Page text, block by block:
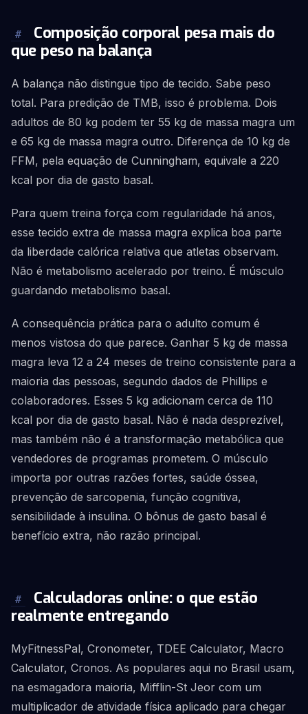
#
Composição corporal pesa mais do
que peso na balança
A balança não distingue tipo de tecido. Sabe peso
total. Para predição de TMB, isso é problema. Dois
adultos de 80 kg podem ter 55 kg de massa magra um
e 65 kg de massa magra outro. Diferença de 10 kg de
FFM, pela equação de Cunningham, equivale a 220
kcal por dia de gasto basal.
Para quem treina força com regularidade há anos,
esse tecido extra de massa magra explica boa parte
da liberdade calórica relativa que atletas observam.
Não é metabolismo acelerado por treino. É músculo
guardando metabolismo basal.
A consequência prática para o adulto comum é
menos vistosa do que parece. Ganhar 5 kg de massa
magra leva 12 a 24 meses de treino consistente para a
maioria das pessoas, segundo dados de Phillips e
colaboradores. Esses 5 kg adicionam cerca de 110
kcal por dia de gasto basal. Não é nada desprezível,
mas também não é a transformação metabólica que
vendedores de programas prometem. O músculo
importa por outras razões fortes, saúde óssea,
prevenção de sarcopenia, função cognitiva,
sensibilidade à insulina. O bônus de gasto basal é
benefício extra, não razão principal.
#
Calculadoras online: o que estão
realmente entregando
MyFitnessPal, Cronometer, TDEE Calculator, Macro
Calculator, Cronos. As populares aqui no Brasil usam,
na esmagadora maioria, Mifflin-St Jeor com um
multiplicador de atividade física aplicado para chegar